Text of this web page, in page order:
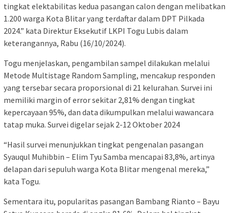
tingkat elektabilitas kedua pasangan calon dengan melibatkan
1.200 warga Kota Blitar yang terdaftar dalam DPT Pilkada
2024.” kata Direktur Eksekutif LKPI Togu Lubis dalam
keterangannya, Rabu (16/10/2024).
Togu menjelaskan, pengambilan sampel dilakukan melalui
Metode Multistage Random Sampling, mencakup responden
yang tersebar secara proporsional di 21 kelurahan. Survei ini
memiliki margin of error sekitar 2,81% dengan tingkat
kepercayaan 95%, dan data dikumpulkan melalui wawancara
tatap muka. Survei digelar sejak 2-12 Oktober 2024
“Hasil survei menunjukkan tingkat pengenalan pasangan
Syauqul Muhibbin – Elim Tyu Samba mencapai 83,8%, artinya
delapan dari sepuluh warga Kota Blitar mengenal mereka,”
kata Togu.
Sementara itu, popularitas pasangan Bambang Rianto – Bayu